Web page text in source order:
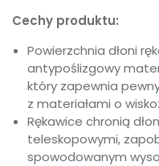
Cechy produktu:
Powierzchnia dłoni
antypoślizgowy
który zapewnia
z materiałami o
Rękawice chronią
teleskopowymi,
spowodowanym